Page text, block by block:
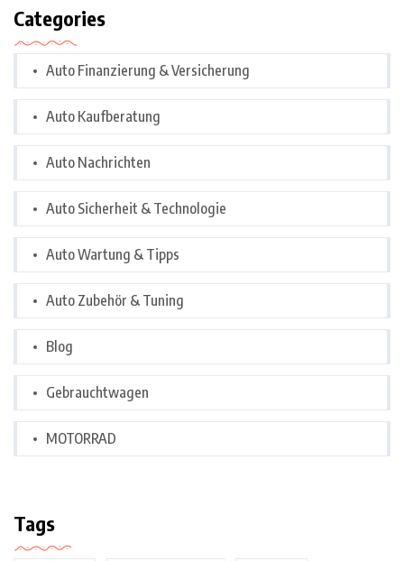
Categories
Auto Finanzierung & Versicherung
Auto Kaufberatung
Auto Nachrichten
Auto Sicherheit & Technologie
Auto Wartung & Tipps
Auto Zubehör & Tuning
Blog
Gebrauchtwagen
MOTORRAD
Tags